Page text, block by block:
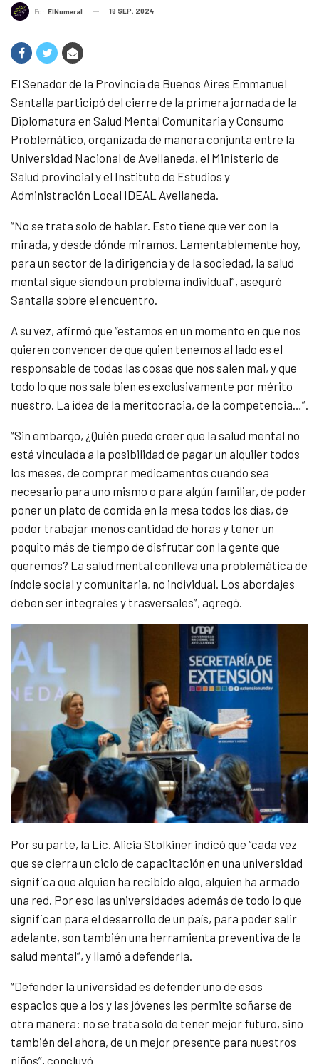
Por ElNumeral 18 SEP, 2024
El Senador de la Provincia de Buenos Aires Emmanuel
Santalla participó del cierre de la primera jornada de la
Diplomatura en Salud Mental Comunitaria y Consumo
Problemático, organizada de manera conjunta entre la
Universidad Nacional de Avellaneda, el Ministerio de
Salud provincial y el Instituto de Estudios y
Administración Local IDEAL Avellaneda.
“No se trata solo de hablar. Esto tiene que ver con la
mirada, y desde dónde miramos. Lamentablemente hoy,
para un sector de la dirigencia y de la sociedad, la salud
mental sigue siendo un problema individual”, aseguró
Santalla sobre el encuentro.
A su vez, afirmó que “estamos en un momento en que nos
quieren convencer de que quien tenemos al lado es el
responsable de todas las cosas que nos salen mal, y que
todo lo que nos sale bien es exclusivamente por mérito
nuestro. La idea de la meritocracia, de la competencia…”.
“Sin embargo, ¿Quién puede creer que la salud mental no
está vinculada a la posibilidad de pagar un alquiler todos
los meses, de comprar medicamentos cuando sea
necesario para uno mismo o para algún familiar, de poder
poner un plato de comida en la mesa todos los días, de
poder trabajar menos cantidad de horas y tener un
poquito más de tiempo de disfrutar con la gente que
queremos? La salud mental conlleva una problemática de
índole social y comunitaria, no individual. Los abordajes
deben ser integrales y trasversales”, agregó.
Por su parte, la Lic. Alicia Stolkiner indicó que “cada vez
que se cierra un ciclo de capacitación en una universidad
significa que alguien ha recibido algo, alguien ha armado
una red. Por eso las universidades además de todo lo que
significan para el desarrollo de un país, para poder salir
adelante, son también una herramienta preventiva de la
salud mental“, y llamó a defenderla.
“Defender la universidad es defender uno de esos
espacios que a los y las jóvenes les permite soñarse de
otra manera: no se trata solo de tener mejor futuro, sino
también del ahora, de un mejor presente para nuestros
niños”, concluyó.